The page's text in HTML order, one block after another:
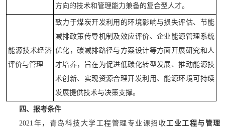
方向的技术和管理能力兼备的复合型人才。
能源技术经济
评价与管理
致力于煤炭开发利用的环境影响与损失评估、节能
减排政策传导机制及效应评价、企业能源管理系统
优化，碳减排路径与方案设计等方面开展研究和人
才培养，旨在为促进低碳化转型发展、推动能源技
术创新、实现资源合理开发利用、能源环境可持续
发展提供技术与决策支撑。
四、报考条件
2021年，青岛科技大学工程管理专业课招收工业工程与管理